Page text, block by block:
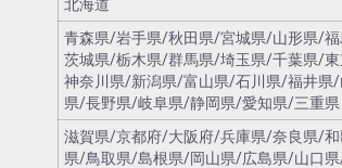
北海道
青森県/岩手県/秋田県/宮城県/山形県/
茨城県/栃木県/群馬県/埼玉県/千葉県/
神奈川県/新潟県/富山県/石川県/福井県/
県/長野県/岐阜県/静岡県/愛知県/三重県
滋賀県/京都府/大阪府/兵庫県/奈良県/和
県/鳥取県/島根県/岡山県/広島県/山口